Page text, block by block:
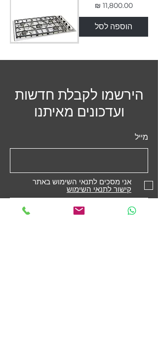
מחיר‏11,800.00 ‏₪
הוספה לסל
הירשמו לקבלת חדשות
ועדכונים מאיתנו
מייל
אני מסכים לתנאי השימוש באתר
קישור לתנאי השימוש